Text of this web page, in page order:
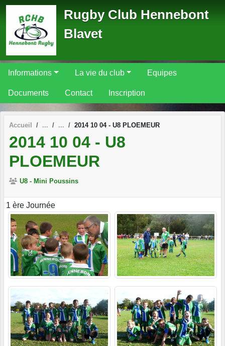
Rugby Club Hennebont
Blavet
Informations La vie du club Equipes
Documents Contact Inscription
Accueil 2014 10 04 - U8 PLOEMEUR
2014 10 04 - U8
PLOEMEUR
U8 - Mini Poussins
1 ère Journée
Panneau de gestion des cookies